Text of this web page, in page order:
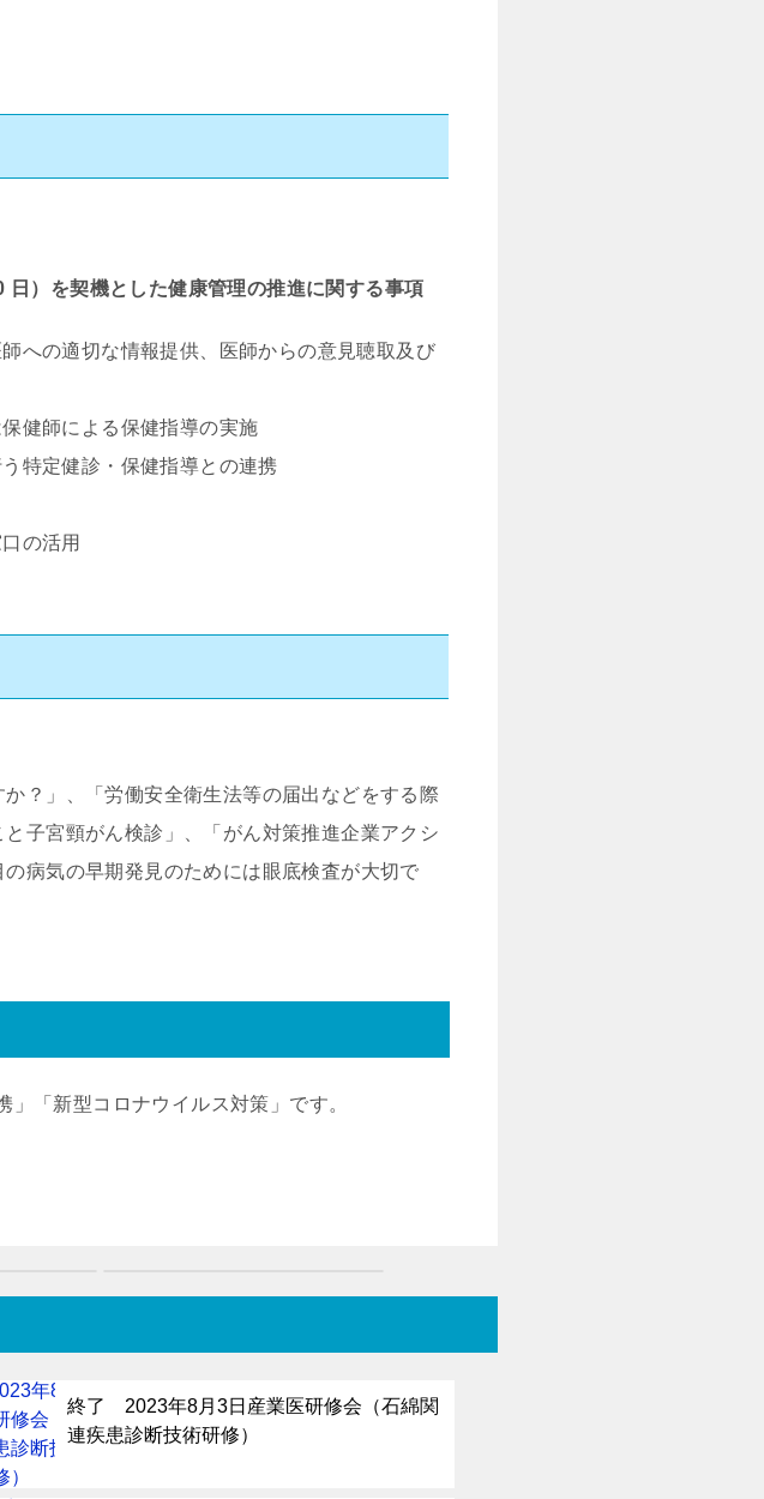
日）を契機とした健康管理の推進に関する事項
への適切な情報提供、医師からの意見聴取及び
健師による保健指導の実施
特定健診・保健指導との連携
の活用
？」、「労働安全衛生法等の届出などをする際
子宮頸がん検診」、「がん対策推進企業アクシ
病気の早期発見のためには眼底検査が大切で
「新型コロナウイルス対策」です。
終了 2023年8月3日産業医研修会（石綿関
連疾患診断技術研修）